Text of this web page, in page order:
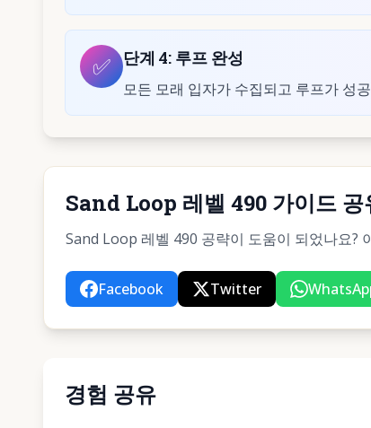
✅ 단계 4: 루프 완성
모든 모래 입자가 수집되고 루프가 성
Sand Loop 레벨 490 가이드 공
Sand Loop 레벨 490 공략이 도움이 되었나요?
Facebook Twitter
경험 공유